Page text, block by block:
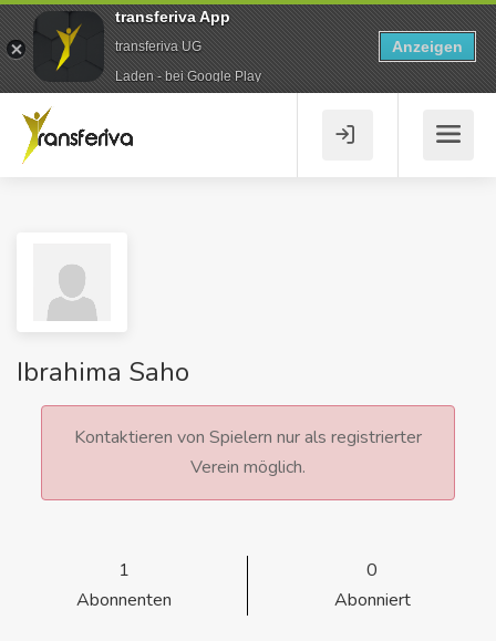
Ibrahima Saho
Kontaktieren von Spielern nur als registrierter
Verein möglich.
1
Abonnenten
0
Abonniert
transferiva App
transferiva UG
Laden - bei Google Play
Anzeigen